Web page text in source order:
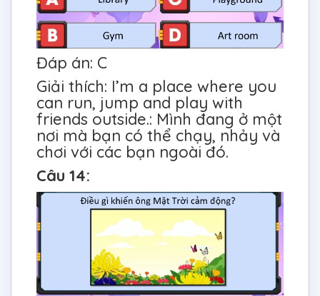
Đáp án: C
Giải thích: I’m a place where you
can run, jump and play with
friends outside.: Mình đang ở một
nơi mà bạn có thể chạy, nhảy và
chơi với các bạn ngoài đó.
Câu 14: